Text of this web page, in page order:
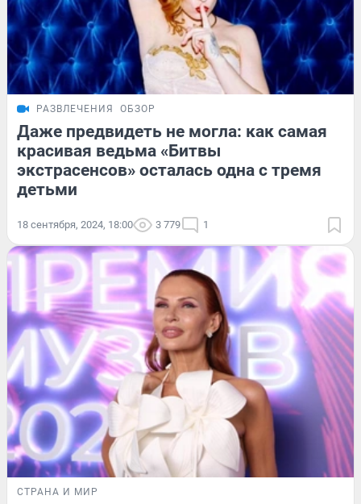
РАЗВЛЕЧЕНИЯ ОБЗОР
Даже предвидеть не могла: как самая
красивая ведьма «Битвы
экстрасенсов» осталась одна с тремя
детьми
18 сентября, 2024, 18:00 3 779 1
СТРАНА И МИР